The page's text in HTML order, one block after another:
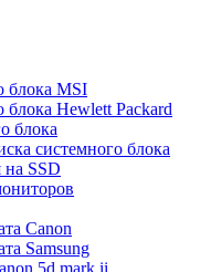
блока MSI
блока Hewlett Packard
блока
системного блока
на SSD
Canon
Samsung
5d mark ii